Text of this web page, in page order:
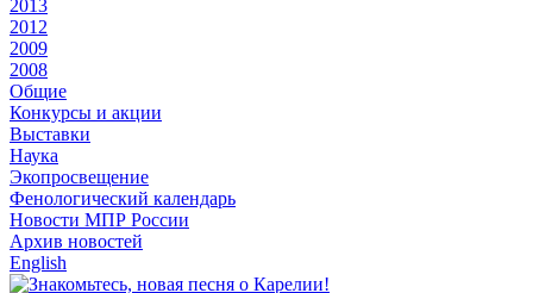
2013
2012
2009
2008
Общие
Конкурсы и акции
Выставки
Наука
Экопросвещение
Фенологический календарь
Новости МПР России
Архив новостей
English